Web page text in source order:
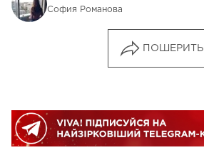
София Романова
ПОШЕРИТЬ